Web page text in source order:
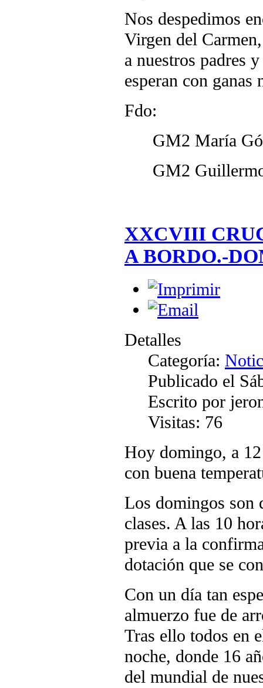
Nos despedimos
Virgen del
a nuestros padres
esperan con ganas
Fdo:
GM2 María
GM2 Guillermo
XXCVIII
A BORDO.-
Detalles
Categoría:
Publicado el
Escrito por
Visitas: 76
Hoy domingo, a 12
con buena
Los domingos son
clases. A las 10
previa a la
dotación que se
Con un día tan
almuerzo fue de
Tras ello todos en
noche, donde 16
del mundial de